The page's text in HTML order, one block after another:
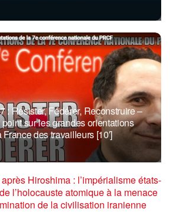
: Résister, Fédérer, Reconstruire –
sur les grandes orientations
des travailleurs [10′]
Hiroshima : l’impérialisme états-
l’holocauste atomique à la menace
de la civilisation iranienne